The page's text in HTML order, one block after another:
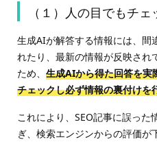
（１）人の目でもチェ
生成AIが解答する情報には、間
れたり、最新の情報が反映され
ため、 生成AIから得た回答を実
チェックし必ず情報の裏付けを
これにより、SEO記事に誤っ
ぎ、検索エンジンからの評価が